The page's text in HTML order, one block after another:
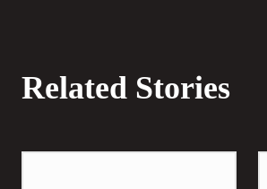
Related Stories